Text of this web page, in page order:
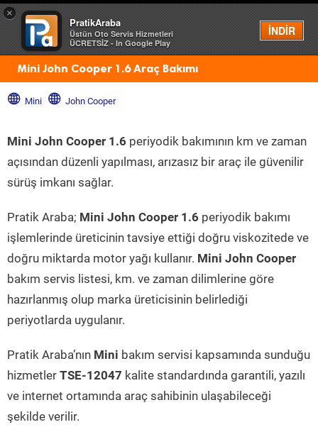
×
PratikAraba
Üstün Oto Servis Hizmetleri
ÜCRETSİZ - In Google Play
İNDİR
Menü
Mini John Cooper 1.6 Araç Bakımı
Mini John Cooper
Mini John Cooper 1.6 periyodik bakımının km ve zaman
açısından düzenli yapılması, arızasız bir araç ile güvenilir
sürüş imkanı sağlar.
Pratik Araba; Mini John Cooper 1.6 periyodik bakımı
işlemlerinde üreticinin tavsiye ettiği doğru viskozitede ve
doğru miktarda motor yağı kullanır. Mini John Cooper
bakım servis listesi, km. ve zaman dilimlerine göre
hazırlanmış olup marka üreticisinin belirlediği
periyotlarda uygulanır.
Pratik Araba’nın Mini bakım servisi kapsamında sunduğu
hizmetler TSE-12047 kalite standardında garantili, yazılı
ve internet ortamında araç sahibinin ulaşabileceği
şekilde verilir.